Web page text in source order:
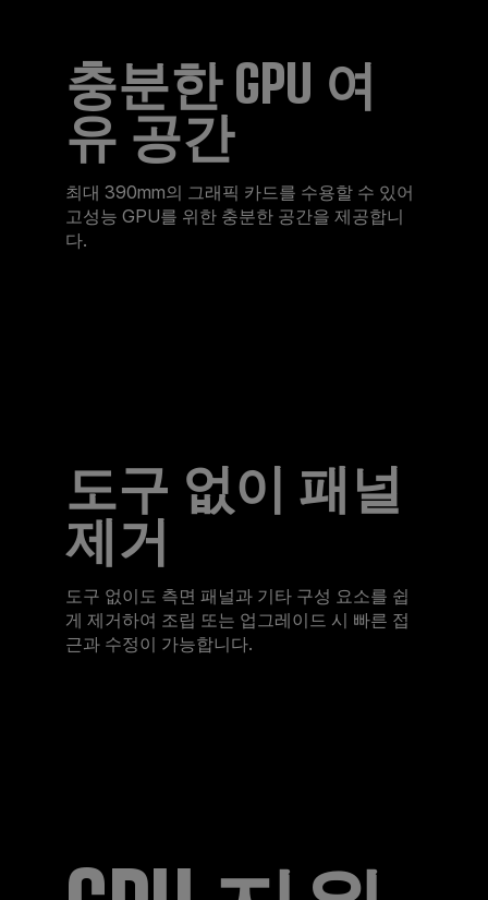
충분한 GPU 여
유 공간
최대 390mm의 그래픽 카드를 수용할 수 있어
고성능 GPU를 위한 충분한 공간을 제공합니
다.
도구 없이 패널
제거
도구 없이도 측면 패널과 기타 구성 요소를 쉽
게 제거하여 조립 또는 업그레이드 시 빠른 접
근과 수정이 가능합니다.